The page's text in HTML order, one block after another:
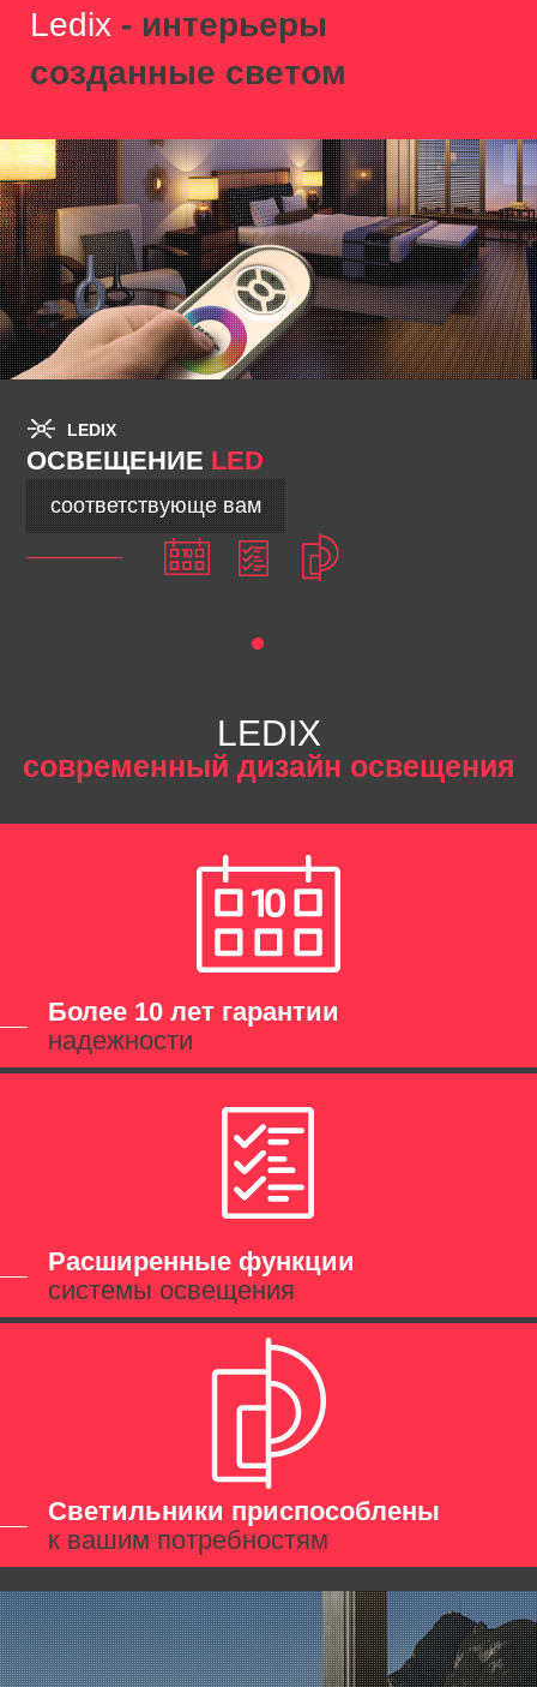
Ledix - интерьеры
созданные светом
LEDIX
ОСВЕЩЕНИЕ LED
соответствующе вам
LEDIX
современный дизайн освещения
Более 10 лет гарантии
надежности
Расширенные функции
системы освещения
Светильники приспособлены
к вашим потребностям